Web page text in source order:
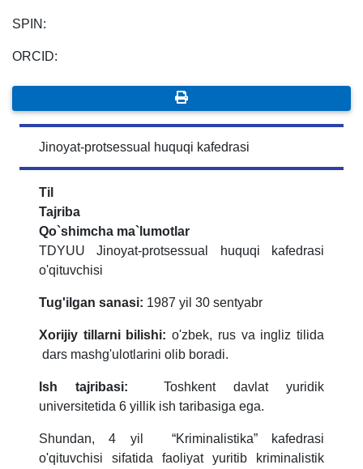
SPIN:
ORCID:
Jinoyat-protsessual huquqi kafedrasi
Til
Tajriba
Qo`shimcha ma`lumotlar
TDYUU Jinoyat-protsessual huquqi kafedrasi
o'qituvchisi
Tug'ilgan sanasi: 1987 yil 30 sentyabr
Xorijiy tillarni bilishi: o'zbek, rus va ingliz tilida
dars mashg'ulotlarini olib boradi.
Ish tajribasi:
Toshkent davlat yuridik
universitetida 6 yillik ish taribasiga ega.
Shundan, 4 yil “Kriminalistika” kafedrasi
o'qituvchisi sifatida faoliyat yuritib kriminalistik